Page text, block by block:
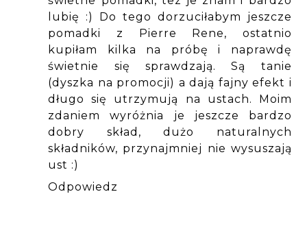
lubię :) Do tego dorzuciłabym jeszcze
pomadki z Pierre Rene, ostatnio
kupiłam kilka na próbę i naprawdę
świetnie się sprawdzają. Są tanie
(dyszka na promocji) a dają fajny efekt i
długo się utrzymują na ustach. Moim
zdaniem wyróżnia je jeszcze bardzo
dobry skład, dużo naturalnych
składników, przynajmniej nie wysuszają
ust :)
Odpowiedz